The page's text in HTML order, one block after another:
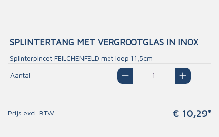
SPLINTERTANG MET VERGROOTGLAS IN INOX
Splinterpincet FEILCHENFELD met loep 11,5cm
Aantal
Prijs excl. BTW € 10,29*